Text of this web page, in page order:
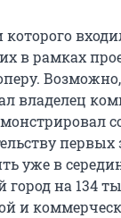
в рамках
владелец
уже в
на 134
и